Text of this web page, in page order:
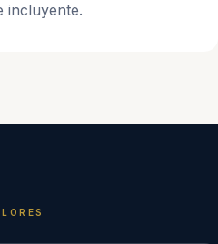
incluyente.